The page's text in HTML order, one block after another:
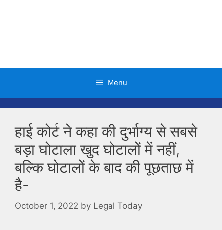
Menu
हाई कोर्ट ने कहा की दुर्भाग्य से सबसे
बड़ा घोटाला खुद घोटालों में नहीं,
बल्कि घोटालों के बाद की पूछताछ में
है-
October 1, 2022 by Legal Today